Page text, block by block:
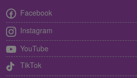
Facebook
Instagram
YouTube
TikTok